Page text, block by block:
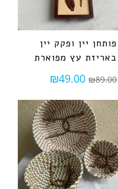
פותחן יין ופקק יין
באריזת עץ מפוארת
₪89.00
₪49.00